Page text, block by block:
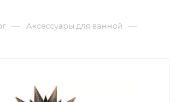
— Аксессуары для ванной —